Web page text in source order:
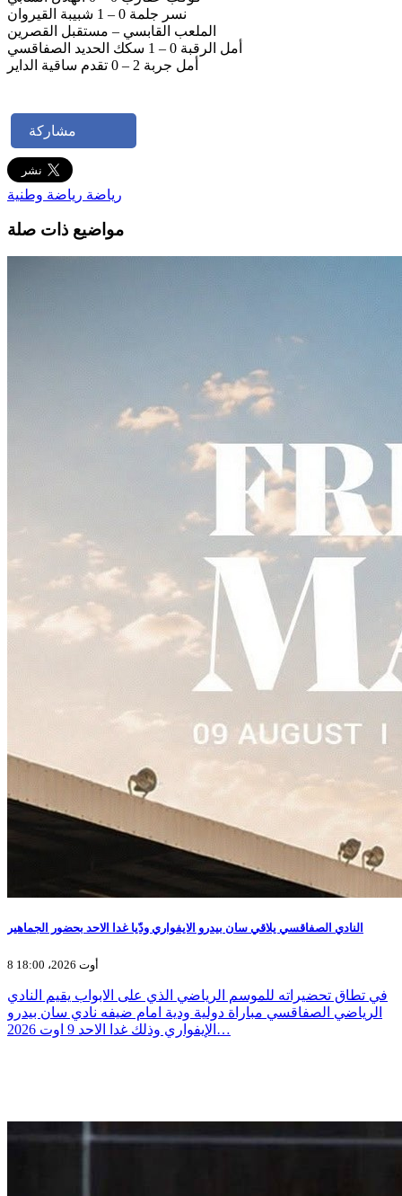
نسر جلمة 0 – 1 شبيبة القيروان
الملعب القابسي – مستقبل القصرين
أمل الرقبة 0 – 1 سكك الحديد الصفاقسي
أمل جربة 2 – 0 تقدم ساقية الداير
مشاركة
رياضة رياضة وطنية
مواضيع ذات صلة
النادي الصفاقسي يلاقي سان بيدرو الايفواري ودّيا غدا الاحد بحضور الجماهير
8 أوت 2026، 18:00
في تطاق تحضيراته للموسم الرياضي الذي على الابواب يقيم النادي
الرياضي الصفاقسي مباراة دولية ودية امام ضيفه نادي سان بيدرو
الإيفواري وذلك غدا الاحد 9 اوت 2026…